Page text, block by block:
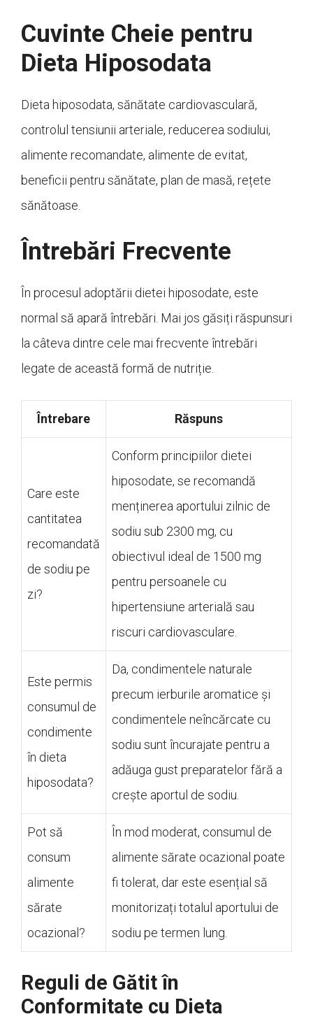
Cuvinte Cheie pentru
Dieta Hiposodata
Dieta hiposodata, sănătate cardiovasculară,
controlul tensiunii arteriale, reducerea sodiului,
alimente recomandate, alimente de evitat,
beneficii pentru sănătate, plan de masă, rețete
sănătoase.
Întrebări Frecvente
În procesul adoptării dietei hiposodate, este
normal să apară întrebări. Mai jos găsiți răspunsuri
la câteva dintre cele mai frecvente întrebări
legate de această formă de nutriție.
Întrebare Răspuns
Care este
cantitatea
recomandată
de sodiu pe
zi?
Conform principiilor dietei
hiposodate, se recomandă
menținerea aportului zilnic de
sodiu sub 2300 mg, cu
obiectivul ideal de 1500 mg
pentru persoanele cu
hipertensiune arterială sau
riscuri cardiovasculare.
Este permis
consumul de
condimente
în dieta
hiposodata?
Da, condimentele naturale
precum ierburile aromatice și
condimentele neîncărcate cu
sodiu sunt încurajate pentru a
adăuga gust preparatelor fără a
crește aportul de sodiu.
Pot să
consum
alimente
sărate
ocazional?
În mod moderat, consumul de
alimente sărate ocazional poate
fi tolerat, dar este esențial să
monitorizați totalul aportului de
sodiu pe termen lung.
Reguli de Gătit în
Conformitate cu Dieta